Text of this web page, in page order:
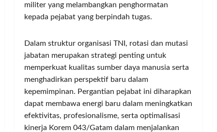
militer yang melambangkan penghormatan
kepada pejabat yang berpindah tugas.
Dalam struktur organisasi TNI, rotasi dan mutasi
jabatan merupakan strategi penting untuk
memperkuat kualitas sumber daya manusia serta
menghadirkan perspektif baru dalam
kepemimpinan. Pergantian pejabat ini diharapkan
dapat membawa energi baru dalam meningkatkan
efektivitas, profesionalisme, serta optimalisasi
kinerja Korem 043/Gatam dalam menjalankan